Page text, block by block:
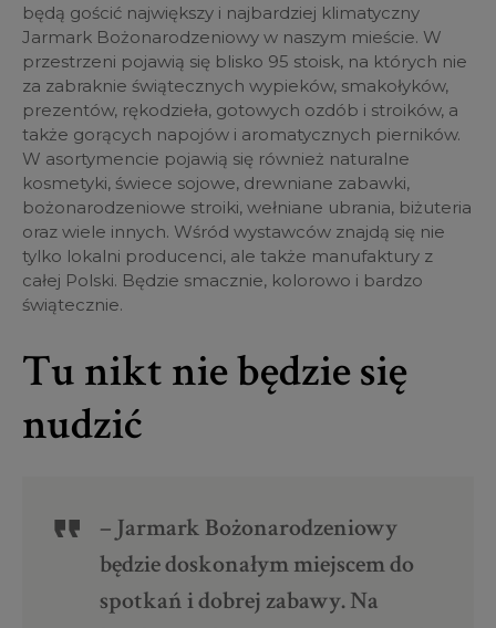
będą gościć największy i najbardziej klimatyczny
Jarmark Bożonarodzeniowy w naszym mieście. W
przestrzeni pojawią się blisko 95 stoisk, na których nie
za zabraknie świątecznych wypieków, smakołyków,
prezentów, rękodzieła, gotowych ozdób i stroików, a
także gorących napojów i aromatycznych pierników.
W asortymencie pojawią się również naturalne
kosmetyki, świece sojowe, drewniane zabawki,
bożonarodzeniowe stroiki, wełniane ubrania, biżuteria
oraz wiele innych. Wśród wystawców znajdą się nie
tylko lokalni producenci, ale także manufaktury z
całej Polski. Będzie smacznie, kolorowo i bardzo
świątecznie.
Tu nikt nie będzie się
nudzić
– Jarmark Bożonarodzeniowy
będzie doskonałym miejscem do
spotkań i dobrej zabawy. Na